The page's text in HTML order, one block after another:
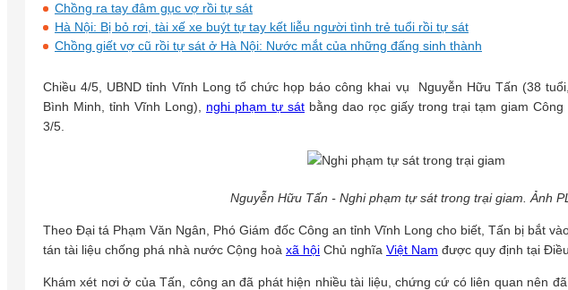
Chồng ra tay đâm gục vợ rồi tự sát
Hà Nội: Bị bỏ rơi, tài xế xe buýt tự tay kết liễu người tình trẻ tuổi rồi tự sát
Chồng giết vợ cũ rồi tự sát ở Hà Nội: Nước mắt của những đấng sinh thành
Chiều 4/5, UBND tỉnh Vĩnh Long tổ chức họp báo công khai vụ Nguyễn Hữu Tấn (38
Bình Minh, tỉnh Vĩnh Long), nghi phạm tự sát bằng dao rọc giấy trong trại tạm giam
3/5.
Nguyễn Hữu Tấn - Nghi phạm tự sát trong trại giam. Ảnh
Theo Đại tá Phạm Văn Ngân, Phó Giám đốc Công an tỉnh Vĩnh Long cho biết, Tấn bị bắt
tán tài liệu chống phá nhà nước Cộng hoà xã hội Chủ nghĩa Việt Nam được quy định tại
Khám xét nơi ở của Tấn, công an đã phát hiện nhiều tài liệu, chứng cứ có liên quan nên